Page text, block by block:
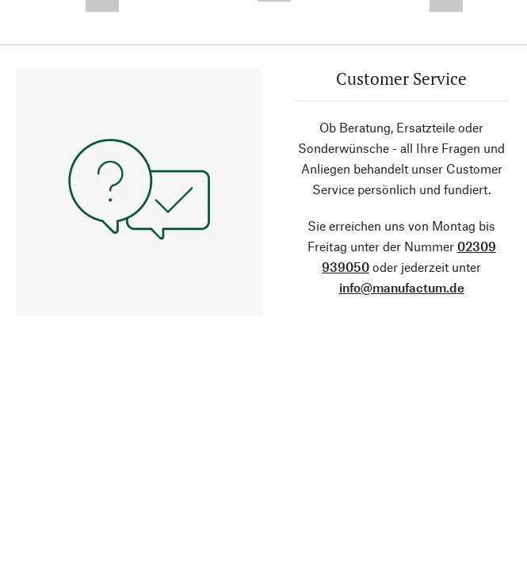
Customer Service
Ob Beratung, Ersatzteile oder
Sonderwünsche - all Ihre Fragen und
Anliegen behandelt unser Customer
Service persönlich und fundiert.
Sie erreichen uns von Montag bis
Freitag unter der Nummer 02309
939050 oder jederzeit unter
info@manufactum.de